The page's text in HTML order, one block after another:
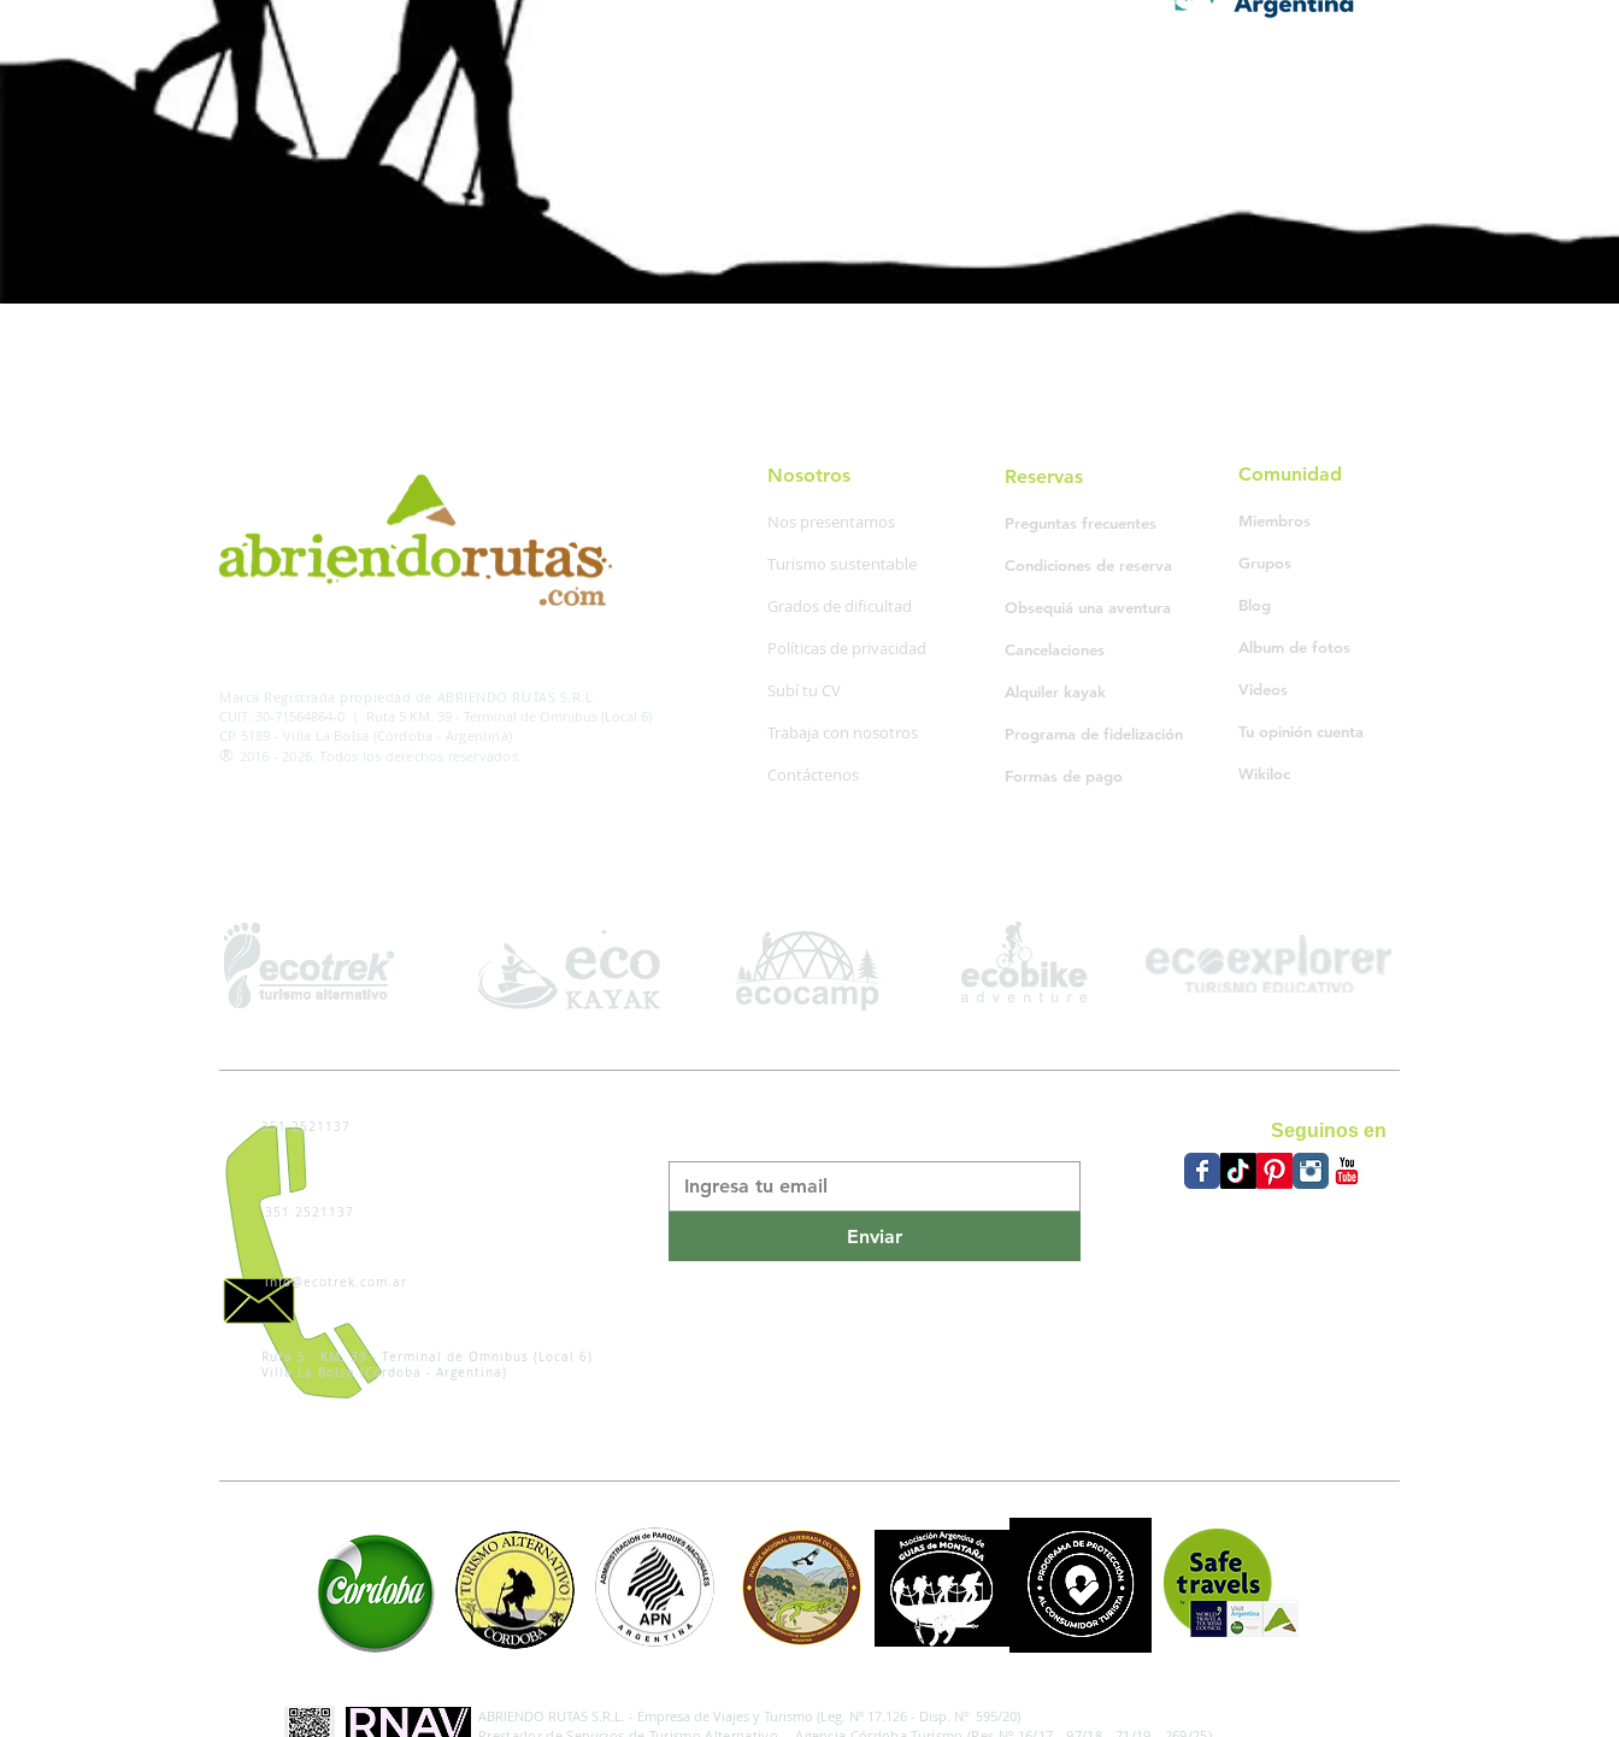
Marca Registrada propiedad de ABRIENDO RUTAS S.R.L.
CUIT: 30-71564864-0 | Ruta 5 KM. 39 - Terminal de Omnibus (Local 6)
CP 5189 - Villa La Bolsa (Córdoba - Argentina)
® 2016 - 2026. Todos los derechos reservados.
Nosotros
Nos presentamos
Turismo sustentable
Grados de dificultad
Políticas de privacidad
Subí tu CV
Trabaja con nosotros
Contáctenos
Reservas
Preguntas frecuentes
Condiciones de reserva
Obsequiá una aventura
Cancelaciones
Alquiler kayak
Programa de fidelización
Formas de pago
Comunidad
Miembros
Grupos
Blog
Album de fotos
Videos
Tu opinión cuenta
Wikiloc
Seguinos en
351 2521137
351 2521137
info@ecotrek.com.ar
Ruta 5 - KM. 39 - Terminal de Omnibus (Local 6)
Villa La Bolsa (Córdoba - Argentina)
Enviar
ABRIENDO RUTAS S.R.L. - Empresa de Viajes y Turismo (Leg. Nº 17.126 - Disp. Nº 595/20)